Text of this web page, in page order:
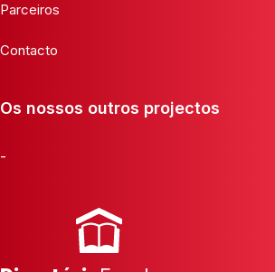
Parceiros
Contacto
Os nossos outros projectos
-